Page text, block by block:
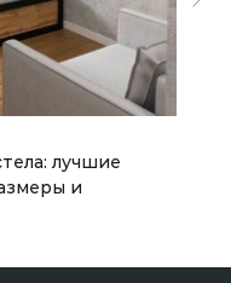
лучшие
и